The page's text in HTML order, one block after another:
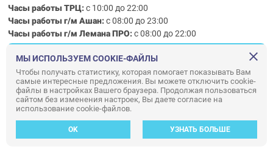
Часы работы ТРЦ:с 10:00 до 22:00
Часы работы г/м Ашан:с 08:00 до 23:00
Часы работыг/мЛемана ПРО:с 08:00 до 22:00
Правила посещения ТРЦ «Акварель»
ООО «АКВАРЕЛЬ»
© ООО «Акварель» 2010–2026. All right reserved.
Дизайн концепция сайта —
Адаптивный дизайн и программирование —34 ВЕБ
МЫ ИСПОЛЬЗУЕМ COOKIE-ФАЙЛЫ
Чтобы получать статистику, которая помогает показывать Вам
самые интересные предложения. Вы можете отключить cookie-
файлы в настройках Вашего браузера. Продолжая пользоваться
сайтом без изменения настроек, Вы даете согласие на
использование cookie-файлов.
OK УЗНАТЬ БОЛЬШЕ